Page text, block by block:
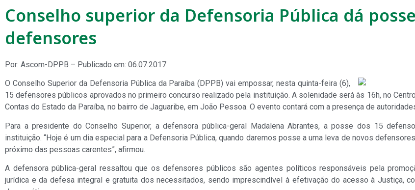
Conselho superior da Defensoria Pública dá
defensores
Por: Ascom-DPPB – Publicado em: 06.07.2017
O Conselho Superior da Defensoria Pública da Paraíba (DPPB) vai empossar, nesta quinta-feira (6),
15 defensores públicos aprovados no primeiro concurso realizado pela instituição. A solenidade será às 16h, no
Contas do Estado da Paraíba, no bairro de Jaguaribe, em João Pessoa. O evento contará com a presença de
Para a presidente do Conselho Superior, a defensora pública-geral Madalena Abrantes, a posse dos 15
instituição. “Hoje é um dia especial para a Defensoria Pública, quando daremos posse a uma leva de novos
próximo das pessoas carentes”, afirmou.
A defensora pública-geral ressaltou que os defensores públicos são agentes políticos responsáveis pela
jurídica e da defesa integral e gratuita dos necessitados, sendo imprescindível à efetivação do acesso à Justiça,